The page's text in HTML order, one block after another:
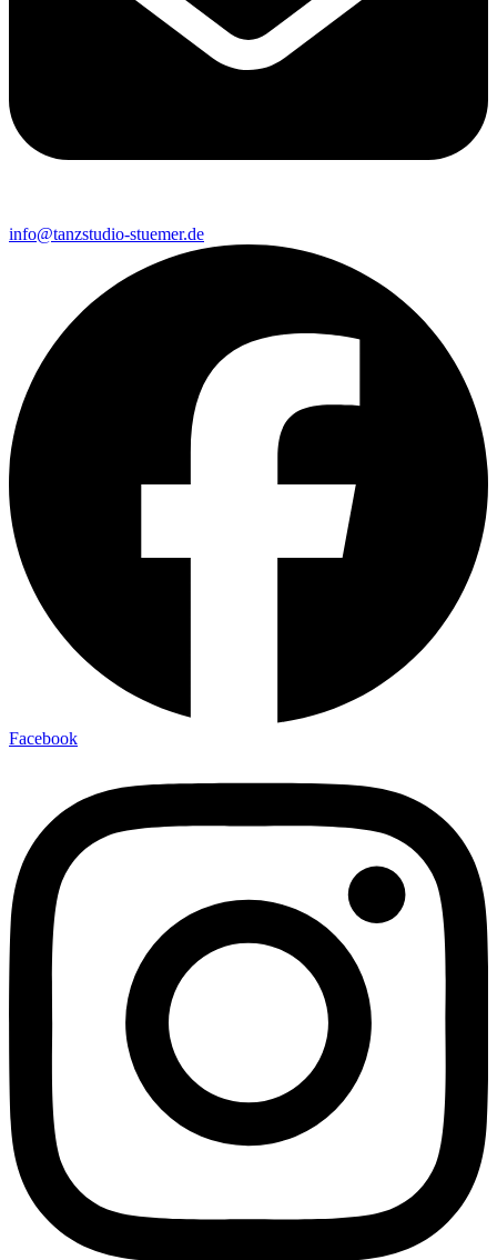
info@tanzstudio-stuemer.de
Facebook